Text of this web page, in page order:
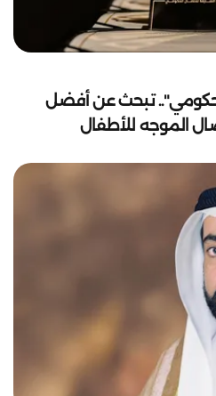
تبحث عن أفضل
الموجه للأطفال